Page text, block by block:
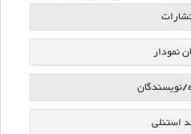
نمودار
نویسندگان
استنلی